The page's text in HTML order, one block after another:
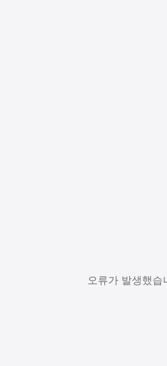
오류가 발생했습